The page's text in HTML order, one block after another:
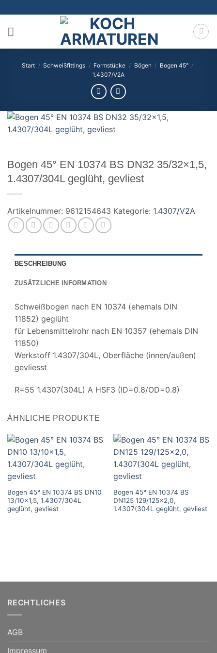
Inhalt
springen
Start / Schweißfittings / Formstücke / Bögen / Bogen 45° /
1.4307/V2A
Bogen 45° EN 10374 BS DN32 35/32×1,5,
1.4307/304L geglüht, gevliest
Artikelnummer: 9612154643 Kategorie: 1.4307/V2A
BESCHREIBUNG
ZUSÄTZLICHE INFORMATION
Schweißbogen nach EN 10374 (ehemals DIN
11852) geglüht
für Lebensmittelrohr nach EN 10357 (ehemals DIN
11850)
Werkstoff 1.4307/304L, Oberfläche (innen/außen)
gevliesst
R=55 1.4307(304L) A HSF3 (ID=0.8/OD=0.8)
ÄHNLICHE PRODUKTE
Bogen 45° EN 10374 BS DN10
13/10×1,5, 1.4307/304L
geglüht, gevliest
Bogen 45° EN 10374 BS
DN125 129/125×2,0,
1.4307(304L geglüht, gevliest
RECHTLICHES
AGB
Impressum